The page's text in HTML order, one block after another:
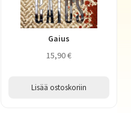
Gaius
15,90€
Lisää ostoskoriin